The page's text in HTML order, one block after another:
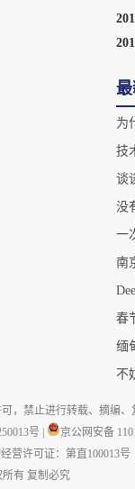
技
谈
一
春
缅
，禁止进行转载、摘编、
号
京公网安备
营许可证：第直100013号
所有 复制必究